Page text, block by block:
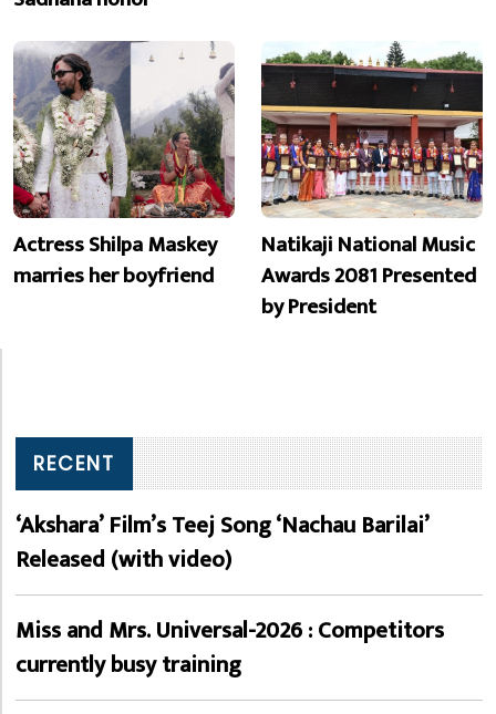
Actress Shilpa Maskey
marries her boyfriend
Natikaji National Music
Awards 2081 Presented
by President
RECENT
‘Akshara’ Film’s Teej Song ‘Nachau Barilai’
Released (with video)
Miss and Mrs. Universal-2026 : Competitors
currently busy training